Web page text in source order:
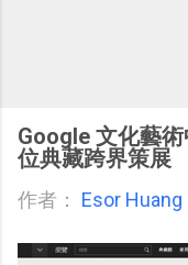
Google 文化藝
位典藏跨界策展
作者： Esor Huang